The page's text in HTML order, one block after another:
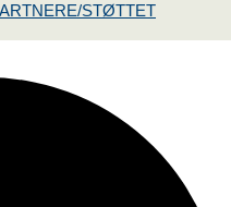
STØTTET